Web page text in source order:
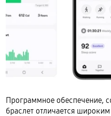
Программное обеспечение,
браслет отличается